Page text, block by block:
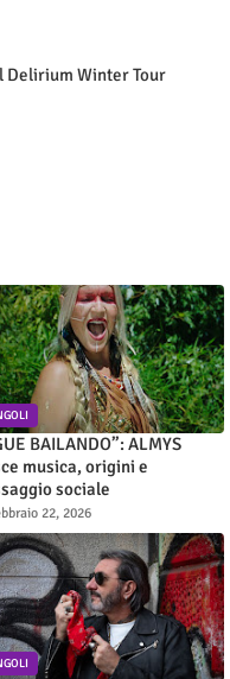
Delirium Winter Tour
BAILANDO”: ALMYS
musica, origini e
sociale
22, 2026